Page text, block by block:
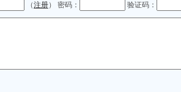
（注册） 密码： 验证码：